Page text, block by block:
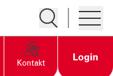
Suche öffnen
Kontakt Open